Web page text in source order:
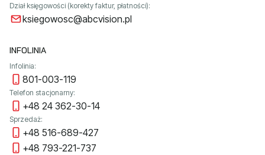
Dział księgowości (korekty faktur, płatności):
ksiegowosc@abcvision.pl
INFOLINIA
Infolinia:
801-003-119
Telefon stacjonarny:
+48 24 362-30-14
Sprzedaż:
+48 516-689-427
+48 793-221-737